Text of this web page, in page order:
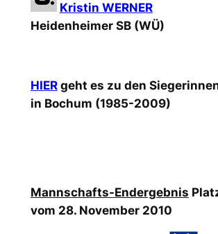
Kristin WERNER
Heidenheimer SB (WÜ)
HIERgeht es zu den
in Bochum (1985-2009)
Mannschafts-Endergebnis
vom 28. November 2010